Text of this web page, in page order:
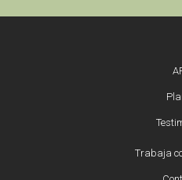
Trabaja